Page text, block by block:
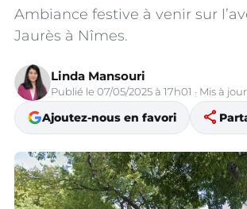
Ambiance festive à venir sur
Jaurès à Nîmes.
Linda Mansouri
Publié le 07/05/2025 à 17h01 · Mis à
Ajoutez-nous en favori share